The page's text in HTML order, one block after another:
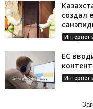
создал
Интернет
ЕС
Интернет